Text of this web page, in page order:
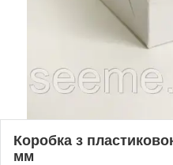
Коробка з
мм